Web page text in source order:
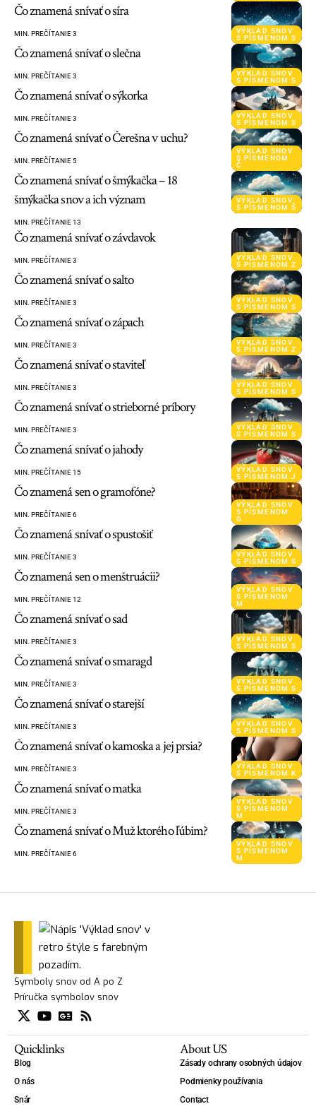
VÝKLAD SNOV
S PÍSMENOM S
Čo znamená snívať o síra
MIN. PREČÍTANIE 3
VÝKLAD SNOV
S PÍSMENOM S
Čo znamená snívať o slečna
MIN. PREČÍTANIE 3
VÝKLAD SNOV
S PÍSMENOM S
Čo znamená snívať o sýkorka
MIN. PREČÍTANIE 3
VÝKLAD SNOV
S PÍSMENOM
Č
Čo znamená snívať o Čerešna v uchu?
MIN. PREČÍTANIE 5
VÝKLAD SNOV
S PÍSMENOM Š
Čo znamená snívať o šmýkačka – 18
šmýkačka snov a ich význam
MIN. PREČÍTANIE 13
VÝKLAD SNOV
S PÍSMENOM Z
Čo znamená snívať o závdavok
MIN. PREČÍTANIE 3
VÝKLAD SNOV
S PÍSMENOM S
Čo znamená snívať o salto
MIN. PREČÍTANIE 3
VÝKLAD SNOV
S PÍSMENOM Z
Čo znamená snívať o zápach
MIN. PREČÍTANIE 3
VÝKLAD SNOV
S PÍSMENOM S
Čo znamená snívať o staviteľ
MIN. PREČÍTANIE 3
VÝKLAD SNOV
S PÍSMENOM S
Čo znamená snívať o strieborné príbory
MIN. PREČÍTANIE 3
VÝKLAD SNOV
S PÍSMENOM J
Čo znamená snívať o jahody
MIN. PREČÍTANIE 15
VÝKLAD SNOV
S PÍSMENOM
G
Čo znamená sen o gramofóne?
MIN. PREČÍTANIE 6
VÝKLAD SNOV
S PÍSMENOM S
Čo znamená snívať o spustošiť
MIN. PREČÍTANIE 3
VÝKLAD SNOV
S PÍSMENOM
M
Čo znamená sen o menštruácii?
MIN. PREČÍTANIE 12
VÝKLAD SNOV
S PÍSMENOM S
Čo znamená snívať o sad
MIN. PREČÍTANIE 3
VÝKLAD SNOV
S PÍSMENOM S
Čo znamená snívať o smaragd
MIN. PREČÍTANIE 3
VÝKLAD SNOV
S PÍSMENOM S
Čo znamená snívať o starejší
MIN. PREČÍTANIE 3
VÝKLAD SNOV
S PÍSMENOM K
Čo znamená snívať o kamoska a jej prsia?
MIN. PREČÍTANIE 3
VÝKLAD SNOV
S PÍSMENOM
M
Čo znamená snívať o matka
MIN. PREČÍTANIE 3
VÝKLAD SNOV
S PÍSMENOM
M
Čo znamená snívať o Muž ktorého ľúbim?
MIN. PREČÍTANIE 6
Symboly snov od A po Z
Príručka symbolov snov
Quicklinks
Blog
O nás
Snár
About US
Zásady ochrany osobných údajov
Podmienky používania
Contact